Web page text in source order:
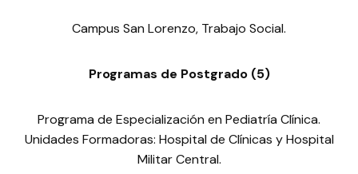
Campus San Lorenzo, Trabajo Social.
Programas de Postgrado (5)
Programa de Especialización en Pediatría Clínica.
Unidades Formadoras: Hospital de Clínicas y Hospital
Militar Central.